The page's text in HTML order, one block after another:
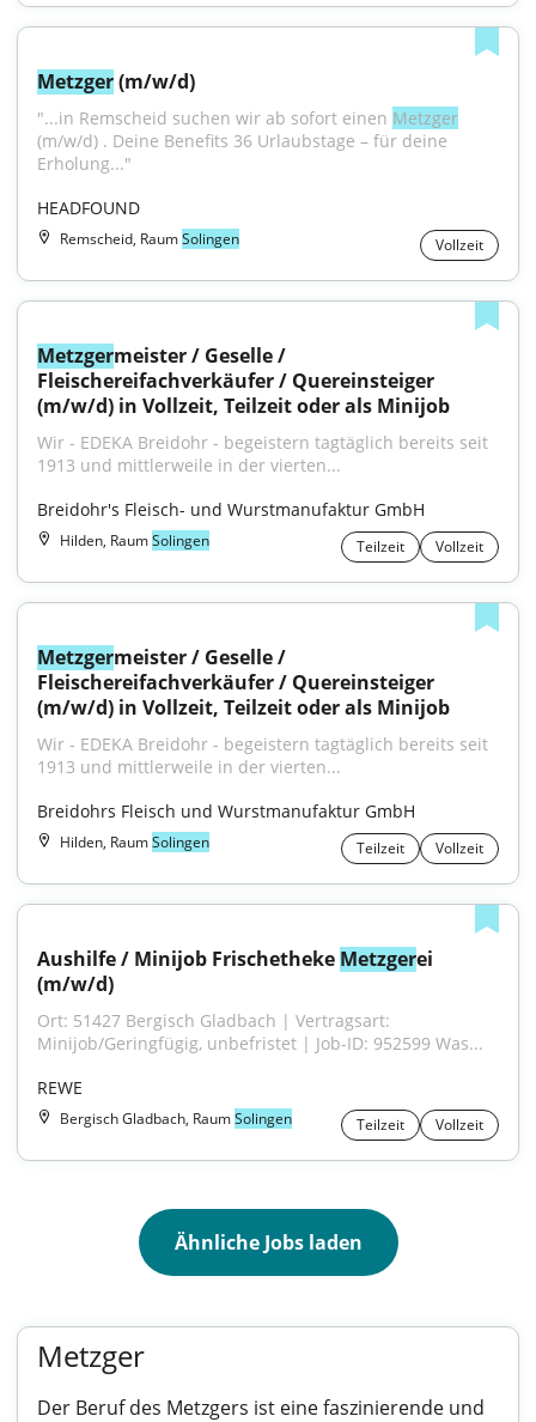
Metzger (m/w/d)
"...in Remscheid suchen wir ab sofort einen Metzger
(m/w/d) . Deine Benefits 36 Urlaubstage – für deine
Erholung..."
HEADFOUND
Remscheid, RaumSolingen Vollzeit
Metzgermeister / Geselle /
Fleischereifachverkäufer / Quereinsteiger
(m/w/d) in Vollzeit, Teilzeit oder als Minijob
Wir - EDEKA Breidohr - begeistern tagtäglich bereits seit
1913 und mittlerweile in der vierten...
Breidohr's Fleisch- und Wurstmanufaktur GmbH
Hilden, RaumSolingen Teilzeit Vollzeit
Metzgermeister / Geselle /
Fleischereifachverkäufer / Quereinsteiger
(m/w/d) in Vollzeit, Teilzeit oder als Minijob
Wir - EDEKA Breidohr - begeistern tagtäglich bereits seit
1913 und mittlerweile in der vierten...
Breidohrs Fleisch und Wurstmanufaktur GmbH
Hilden, RaumSolingen Teilzeit Vollzeit
Aushilfe / Minijob Frischetheke Metzgerei
(m/w/d)
Ort: 51427 Bergisch Gladbach | Vertragsart:
Minijob/Geringfügig, unbefristet | Job-ID: 952599 Was...
REWE
Bergisch Gladbach, RaumSolingen Teilzeit Vollzeit
Ähnliche Jobs laden
Metzger
Der Beruf des Metzgers ist eine faszinierende und